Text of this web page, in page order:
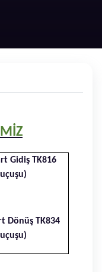
ederiz.
Gidiş TK816
Dönüş TK834